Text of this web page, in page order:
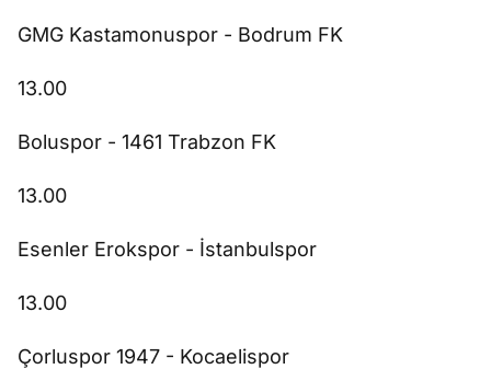
GMG Kastamonuspor - Bodrum FK
13.00
Boluspor - 1461 Trabzon FK
13.00
Esenler Erokspor - İstanbulspor
13.00
Çorluspor 1947 - Kocaelispor